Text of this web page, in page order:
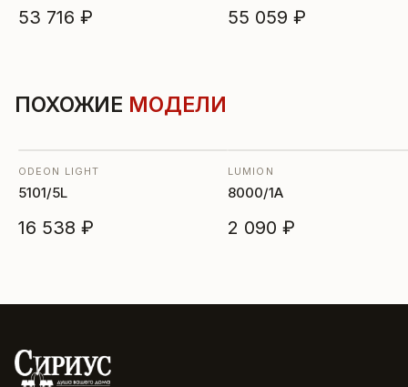
53 716 ₽ 55 059 ₽
ПОХОЖИЕ МОДЕЛИ
ODEON LIGHT
5101/5L
16 538 ₽
LUMION
8000/1A
2 090 ₽